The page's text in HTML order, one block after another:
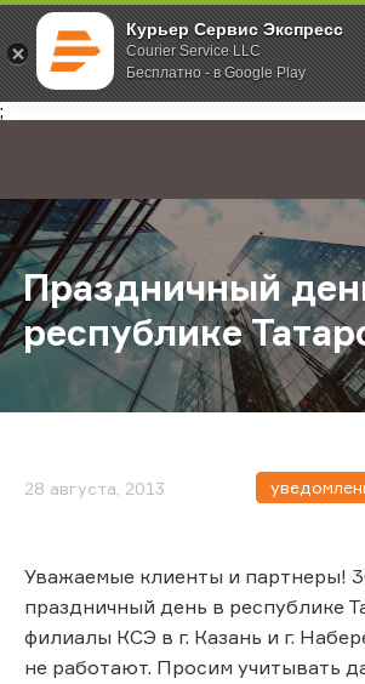
Курьер Сервис Экспресс
Courier Service LLC
Бесплатно - в Google Play
;
Главная О компании Новости
Праздничный
республике
28 августа, 2013
Уважаемые клиенты и партнеры!
праздничный день в республике
филиалы КСЭ в г. Казань и г.
не работают. Просим учитывать